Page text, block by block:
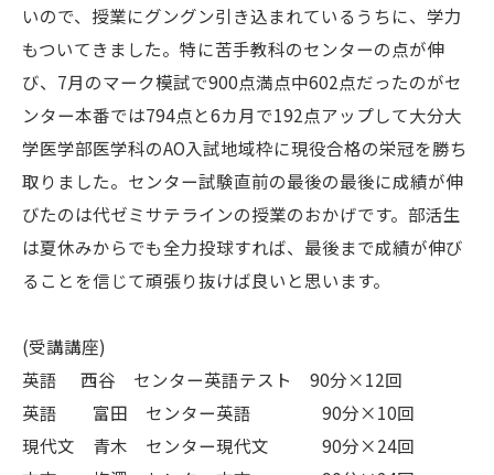
いので、授業にグングン引き込まれているうちに、学力
もついてきました。特に苦手教科のセンターの点が伸
び、7月のマーク模試で900点満点中602点だったのがセ
ンター本番では794点と6カ月で192点アップして大分大
学医学部医学科のAO入試地域枠に現役合格の栄冠を勝ち
取りました。センター試験直前の最後の最後に成績が伸
びたのは代ゼミサテラインの授業のおかげです。部活生
は夏休みからでも全力投球すれば、最後まで成績が伸び
ることを信じて頑張り抜けば良いと思います。
(受講講座)
英語 西谷 センター英語テスト 90分×12回
英語 富田 センター英語 90分×10回
現代文 青木 センター現代文 90分×24回